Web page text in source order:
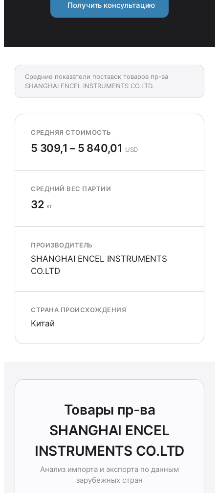
Получить консультацию
Средние показатели поставок товаров пр-ва
SHANGHAI ENCEL INSTRUMENTS CO.LTD.
СРЕДНЯЯ СТОИМОСТЬ
5 309,1 – 5 840,01 USD
СРЕДНИЙ ВЕС ПАРТИИ
32 кг
ПРОИЗВОДИТЕЛЬ
SHANGHAI ENCEL INSTRUMENTS
CO.LTD
СТРАНА ПРОИСХОЖДЕНИЯ
Китай
Товары пр-ва
SHANGHAI ENCEL
INSTRUMENTS CO.LTD
Анализ импорта и экспорта по данным
зарубежных стран